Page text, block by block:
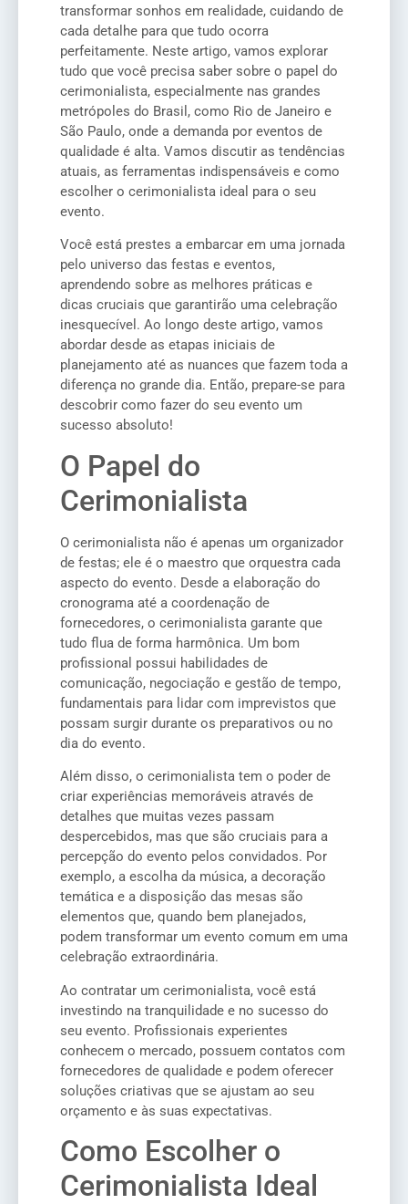
transformar sonhos em realidade, cuidando de
cada detalhe para que tudo ocorra
perfeitamente. Neste artigo, vamos explorar
tudo que você precisa saber sobre o papel do
cerimonialista, especialmente nas grandes
metrópoles do Brasil, como Rio de Janeiro e
São Paulo, onde a demanda por eventos de
qualidade é alta. Vamos discutir as tendências
atuais, as ferramentas indispensáveis e como
escolher o cerimonialista ideal para o seu
evento.
Você está prestes a embarcar em uma jornada
pelo universo das festas e eventos,
aprendendo sobre as melhores práticas e
dicas cruciais que garantirão uma celebração
inesquecível. Ao longo deste artigo, vamos
abordar desde as etapas iniciais de
planejamento até as nuances que fazem toda a
diferença no grande dia. Então, prepare-se para
descobrir como fazer do seu evento um
sucesso absoluto!
O Papel do
Cerimonialista
O cerimonialista não é apenas um organizador
de festas; ele é o maestro que orquestra cada
aspecto do evento. Desde a elaboração do
cronograma até a coordenação de
fornecedores, o cerimonialista garante que
tudo flua de forma harmônica. Um bom
profissional possui habilidades de
comunicação, negociação e gestão de tempo,
fundamentais para lidar com imprevistos que
possam surgir durante os preparativos ou no
dia do evento.
Além disso, o cerimonialista tem o poder de
criar experiências memoráveis através de
detalhes que muitas vezes passam
despercebidos, mas que são cruciais para a
percepção do evento pelos convidados. Por
exemplo, a escolha da música, a decoração
temática e a disposição das mesas são
elementos que, quando bem planejados,
podem transformar um evento comum em uma
celebração extraordinária.
Ao contratar um cerimonialista, você está
investindo na tranquilidade e no sucesso do
seu evento. Profissionais experientes
conhecem o mercado, possuem contatos com
fornecedores de qualidade e podem oferecer
soluções criativas que se ajustam ao seu
orçamento e às suas expectativas.
Como Escolher o
Cerimonialista Ideal